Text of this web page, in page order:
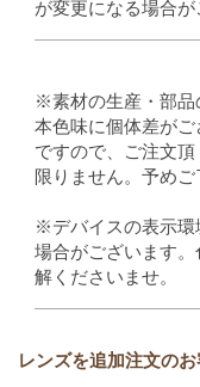
が変更になる場合が
※素材の生産・部品
本色味に個体差が
ですので、ご注文
限りません。予めご
※デバイスの表示環
場合がございます
解くださいませ。
レンズを追加注文のお